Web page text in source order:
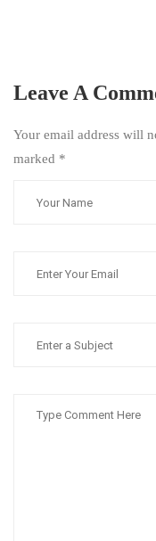
Leave A
Your email address will
marked *